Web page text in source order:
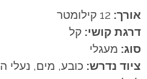
אורך:
דרגת קושי: קל
סוג: מעגלי
ציוד נדרש: כובע, מים, נעלי